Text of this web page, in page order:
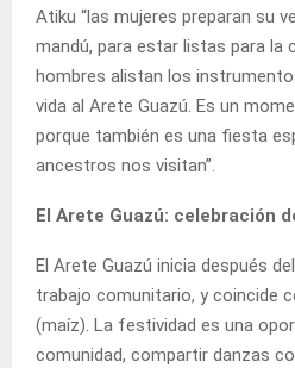
Atiku “las mujeres preparan su
mandú, para estar listas para la
hombres alistan los
vida al Arete Guazú. Es un
porque también es una fiesta
ancestros nos visitan”.
El Arete Guazú: celebración
El Arete Guazú inicia después
trabajo comunitario, y coincide
(maíz). La festividad es una
comunidad, compartir danzas